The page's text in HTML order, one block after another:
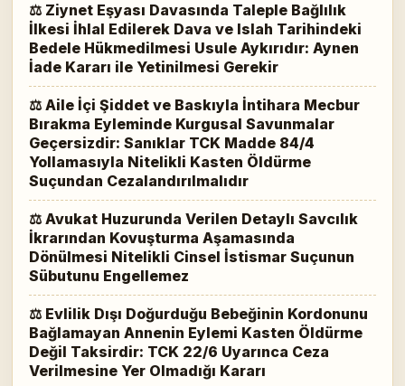
⚖ Ziynet Eşyası Davasında Taleple Bağlılık
İlkesi İhlal Edilerek Dava ve Islah Tarihindeki
Bedele Hükmedilmesi Usule Aykırıdır: Aynen
İade Kararı ile Yetinilmesi Gerekir
⚖ Aile İçi Şiddet ve Baskıyla İntihara Mecbur
Bırakma Eyleminde Kurgusal Savunmalar
Geçersizdir: Sanıklar TCK Madde 84/4
Yollamasıyla Nitelikli Kasten Öldürme
Suçundan Cezalandırılmalıdır
⚖ Avukat Huzurunda Verilen Detaylı Savcılık
İkrarından Kovuşturma Aşamasında
Dönülmesi Nitelikli Cinsel İstismar Suçunun
Sübutunu Engellemez
⚖ Evlilik Dışı Doğurduğu Bebeğinin Kordonunu
Bağlamayan Annenin Eylemi Kasten Öldürme
Değil Taksirdir: TCK 22/6 Uyarınca Ceza
Verilmesine Yer Olmadığı Kararı